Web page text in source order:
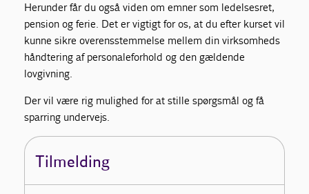
Herunder får du også viden om emner som ledelsesret,
pension og ferie. Det er vigtigt for os, at du efter kurset vil
kunne sikre overensstemmelse mellem din virksomheds
håndtering af personaleforhold og den gældende
lovgivning.
Der vil være rig mulighed for at stille spørgsmål og få
sparring undervejs.
Tilmelding